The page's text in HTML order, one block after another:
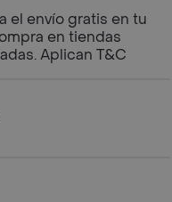
el envío gratis en tu
en tiendas
Aplican T&C